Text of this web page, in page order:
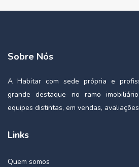
Sobre Nós
A Habitar com sede própria e
grande destaque no ramo
equipes distintas, em vendas,
Links
Quem somos